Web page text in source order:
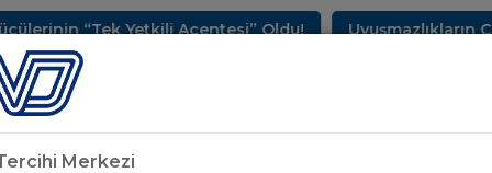
“Tek Yetkili Acentesi” Oldu! Uyuşmazlıkların Çözüm
SEKTÖREL BİLGİLER UND YAYINLARI
Merkezi